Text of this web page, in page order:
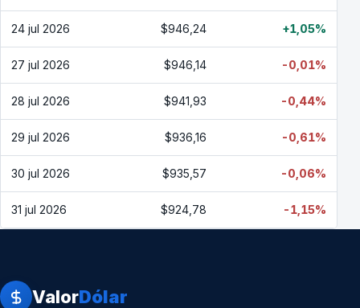
24 jul 2026 $946,24 +1,05%
27 jul 2026 $946,14 -0,01%
28 jul 2026 $941,93 -0,44%
29 jul 2026 $936,16 -0,61%
30 jul 2026 $935,57 -0,06%
31 jul 2026 $924,78 -1,15%
ValorDólar